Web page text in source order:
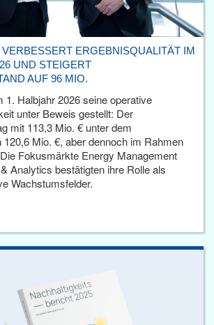
ERGEBNISQUALITÄT IM
UND STEIGERT
AUF 96 MIO.
1. Halbjahr 2026 seine operative
unter Beweis gestellt: Der
mit 113,3 Mio. € unter dem
Mio. €, aber dennoch im Rahmen
Fokusmärkte Energy Management
Analytics bestätigten ihre Rolle als
Wachstumsfelder.